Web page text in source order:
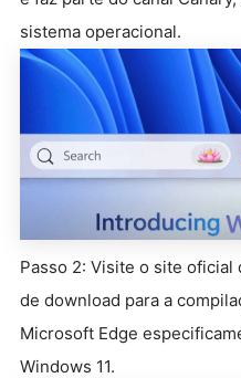
sistema operacional.
Passo 2: Visite o site
de download para a
Microsoft Edge
Windows 11.